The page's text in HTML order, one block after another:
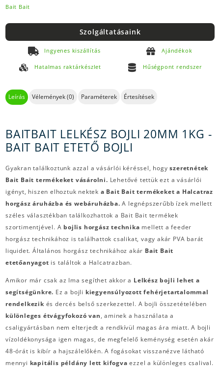
Bait Bait
Szolgáltatásaink
Ingyenes kiszállítás Ajándékok
Hatalmas raktárkészlet Hűségpont rendszer
Leírás Vélemények (0) Paraméterek Értesítések
BAITBAIT LELKÉSZ BOJLI 20MM 1KG -
BAIT BAIT ETETŐ BOJLI
Gyakran találkoztunk azzal a vásárlói kéréssel, hogyszeretnétek
Bait Bait termékeket vásárolni. Lehetővé tettük ezt a vásárlói
igényt, hiszen elhoztuk nektek a Bait Bait termékeket a Halcatraz
horgász áruházba és webáruházba.A legnépszerűbb ízek mellett
széles választékban találkozhattok a Bait Bait termékek
szortimentjével. A bojlis horgász technika mellett a feeder
horgász technikához is találhattok csalikat, vagy akár PVA barát
liquidet. Általános horgász technikához akár Bait Bait
etetőanyagot is találtok a Halcatrazban.
Amikor már csak az Ima segíthet akkor a Lelkész bojli lehet a
segítségünkre. Ez a bojli kiegyensúlyozott fehérjetartalommal
rendelkezik és dercés belső szerkezettel. A bojli összetételében
különleges étvágyfokozó van, aminek a használata a
csaligyártásban nem elterjedt a rendkívül magas ára miatt. A bojli
vízoldékonysága igen magas, de megfelelő keménység esetén akár
48-órát is kibír a hajszálelőkén. A fogásokat visszanézve látható
mennyi kapitális példány lett kifogva ezzel a különleges csalival.